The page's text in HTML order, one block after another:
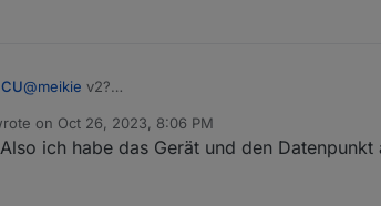
@meikie v2?
on Oct 26, 2023, 8:06 PM
edited by
Also ich habe das Gerät und den